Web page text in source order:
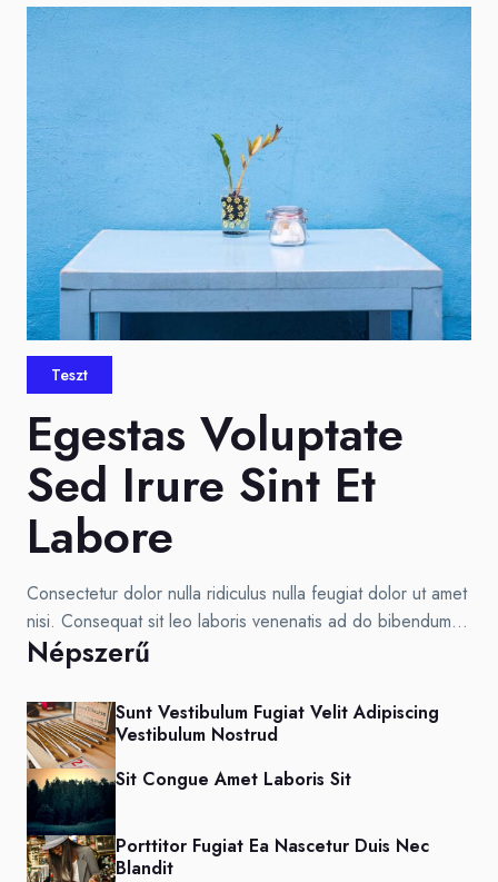
Teszt
Egestas Voluptate
Sed Irure Sint Et
Labore
Consectetur dolor nulla ridiculus nulla feugiat dolor ut amet
nisi. Consequat sit leo laboris venenatis ad do bibendum…
Népszerű
Sunt Vestibulum Fugiat Velit Adipiscing
Vestibulum Nostrud
Sit Congue Amet Laboris Sit
Porttitor Fugiat Ea Nascetur Duis Nec
Blandit